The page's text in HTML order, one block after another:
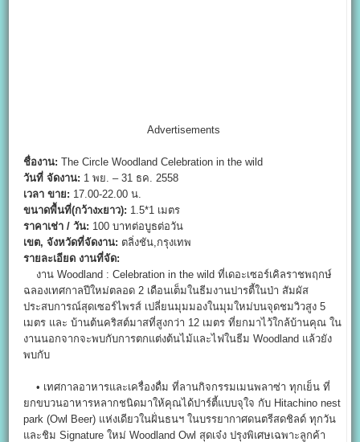
Advertisements
ชื่องาน: The Circle Woodland Celebration in the wild
วันที่ จัดงาน: 1 พย. – 31 ธค. 2558
เวลา ขาย: 17.00-22.00 น.
ขนาดพื้นที่(กว้างxยาว): 1.5*1 เมตร
ราคาเช่า / วัน: 100 บาทต่อบูธต่อวัน
เขต, จังหวัดที่จัดงาน: ตลิ่งชัน,กรุงเทพ
รายละเอียด งานที่จัด:
งาน Woodland : Celebration in the wild ที่เดอะเซอร์เคิลราชพฤกษ์
ฉลองเทศกาลปีใหม่ตลอด 2 เดือนเต็มในธีมงานปารตี้ในป่า สัมผัส
ประสบการณ์สุดเซอร์ไพรส์ เปลี่ยนมุมมองในมุมใหม่บนจุดชมวิวสูง 5
เมตร และ บ้านต้นคริสต์มาสที่สูงกว่า 12 เมตร ที่ยกมาไว้ใกล้บ้านคุณ ใน
งานนอกจากจะพบกับการตกแต่งต้นไม้และไฟในธีม Woodland แล้วยัง
พบกับ
• เทศกาลอาหารและเครื่องดื่ม ที่ลานกิจกรรมเมนพลาซ่า ทุกเย็น ที่
ยกขบวนอาหารหลากชนิดมาให้คุณได้ปาร์ตี้แบบจุใจ กับ Hitachino nest
park (Owl Beer) แห่งเดียวในฝั่นธนฯ ในบรรยากาศดนตรีสดชิลด์ ทุกวัน
และชิม Signature ใหม่ Woodland Owl สุดเจ๋ง ปรุงพิเศษเฉพาะลูกค้า